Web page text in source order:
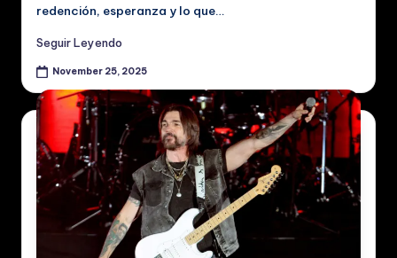
redención, esperanza y lo que…
Seguir Leyendo
November 25, 2025